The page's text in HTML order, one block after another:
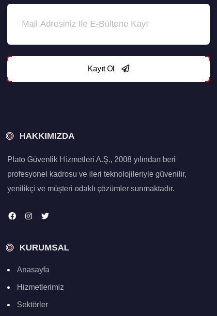
Kayıt Ol
HAKKIMIZDA
Plato Güvenlik Hizmetleri A.Ş., 2008 yılından beri
profesyonel kadrosu ve ileri teknolojileriyle güvenilir,
yenilikçi ve müşteri odaklı çözümler sunmaktadır.
KURUMSAL
Anasayfa
Hizmetlerimiz
Sektörler